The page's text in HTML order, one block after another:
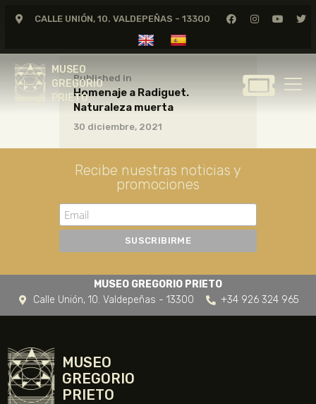
CALLE UNIÓN, 10. VALDEPEÑAS - 13300
MUSEO
GREGORIO
PRIETO
MUSEO
GREGORIO
GREGORIO PRIETO
CERTAMEN DE DIBUJO
FUNDACIÓN
TIENDA
NOTICIAS
Published in
Homenaje a Radiguet.
Naturaleza muerta
30 diciembre, 2021
Recibe nuestras noticias y
promociones
MUSEO GREGORIO PRIETO
Calle Unión, 10. Valdepeñas - 13300
+34 926 324 965
MUSEO
GREGORIO
PRIETO